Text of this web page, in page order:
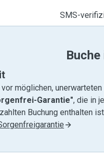
SMS-
möglichen,
Garantie", die in
Buchung enthalten